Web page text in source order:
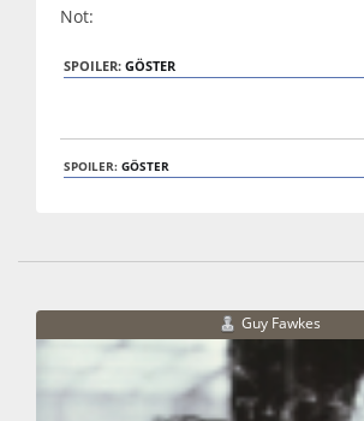
Not:
SPOILER: GÖSTER
SPOILER: GÖSTER
Guy Fawkes